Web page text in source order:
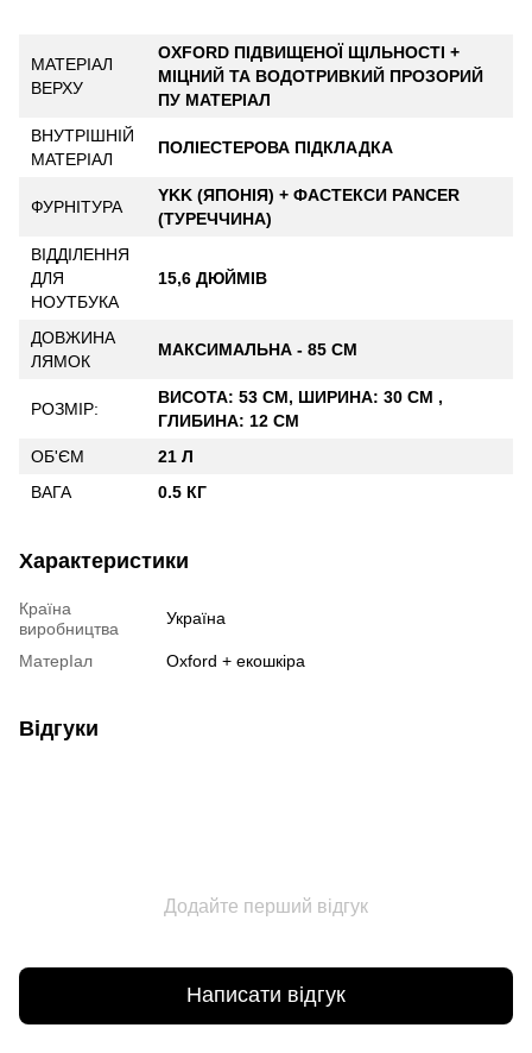
МАТЕРІАЛ
ВЕРХУ
OXFORD ПІДВИЩЕНОЇ ЩІЛЬНОСТІ +
МІЦНИЙ ТА ВОДОТРИВКИЙ ПРОЗОРИЙ
ПУ МАТЕРІАЛ
ВНУТРІШНІЙ
МАТЕРІАЛ
ПОЛІЕСТЕРОВА ПІДКЛАДКА
ФУРНІТУРА
YKK (ЯПОНІЯ) + ФАСТЕКСИ PANCER
(ТУРЕЧЧИНА)
ВІДДІЛЕННЯ
ДЛЯ
НОУТБУКА
15,6 ДЮЙМІВ
ДОВЖИНА
ЛЯМОК
МАКСИМАЛЬНА - 85 СМ
РОЗМІР:
ВИСОТА: 53 СМ, ШИРИНА: 30 СМ ,
ГЛИБИНА: 12 СМ
ОБ'ЄМ
21 Л
ВАГА
0.5 КГ
Характеристики
Країна
виробництва
Україна
МатерІал Oxford + екошкіра
Відгуки
Додайте перший відгук
Написати відгук